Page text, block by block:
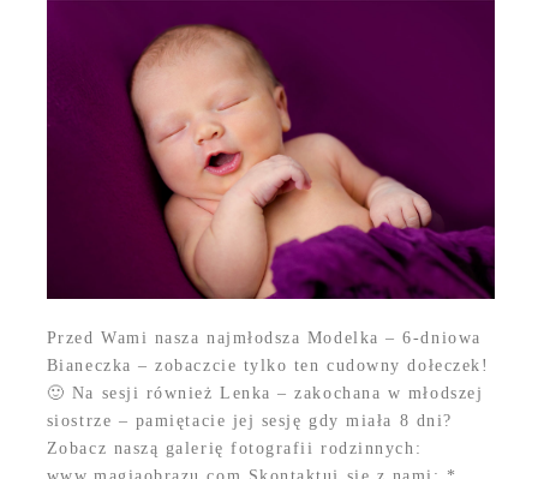
Przed Wami nasza najmłodsza Modelka – 6-dniowa
Bianeczka – zobaczcie tylko ten cudowny dołeczek!
🙂 Na sesji również Lenka – zakochana w młodszej
siostrze – pamiętacie jej sesję gdy miała 8 dni?
Zobacz naszą galerię fotografii rodzinnych: